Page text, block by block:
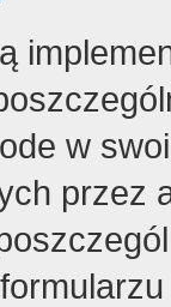
w
przez